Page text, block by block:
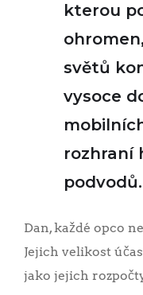
kterou
světů
vysoce
rozhraní
podvodů.
Dan, každé opco
Jejich velikost
jako jejich